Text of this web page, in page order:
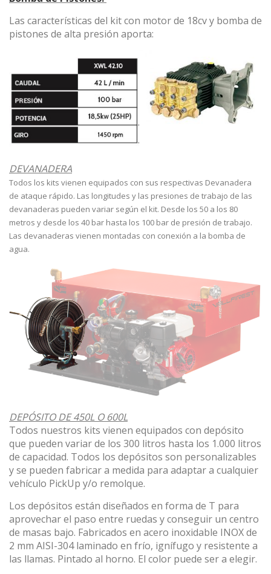
Las características del kit con motor de 18cv y bomba de
pistones de alta presión aporta:
DEVANADERA
Todos los kits vienen equipados con sus respectivas Devanadera
de ataque rápido. Las longitudes y las presiones de trabajo de las
devanaderas pueden variar según el kit. Desde los 50 a los 80
metros y desde los 40 bar hasta los 100 bar de presión de trabajo.
Las devanaderas vienen montadas con conexión a la bomba de
agua.
DEPÓSITO DE 450L O 600L
Todos nuestros kits vienen equipados con depósito
que pueden variar de los 300 litros hasta los 1.000 litros
de capacidad. Todos los depósitos son personalizables
y se pueden fabricar a medida para adaptar a cualquier
vehículo PickUp y/o remolque.
Los depósitos están diseñados en forma de T para
aprovechar el paso entre ruedas y conseguir un centro
de masas bajo. Fabricados en acero inoxidable INOX de
2 mm AISI-304 laminado en frío, ignífugo y resistente a
las llamas. Pintado al horno. El color puede ser a elegir.